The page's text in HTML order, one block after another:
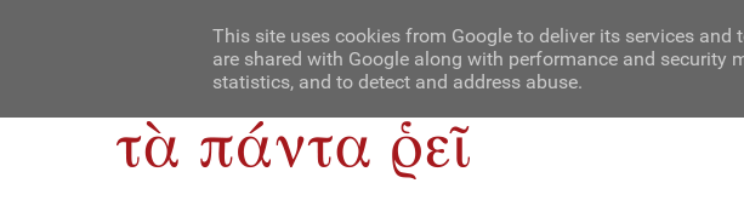
Contact Us About Us
This site uses cookies from Google to deliver its services
are shared with Google along with performance and security
statistics, and to detect and address abuse.